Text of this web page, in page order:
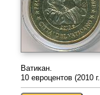
Ватикан.
10 евроцентов (2010